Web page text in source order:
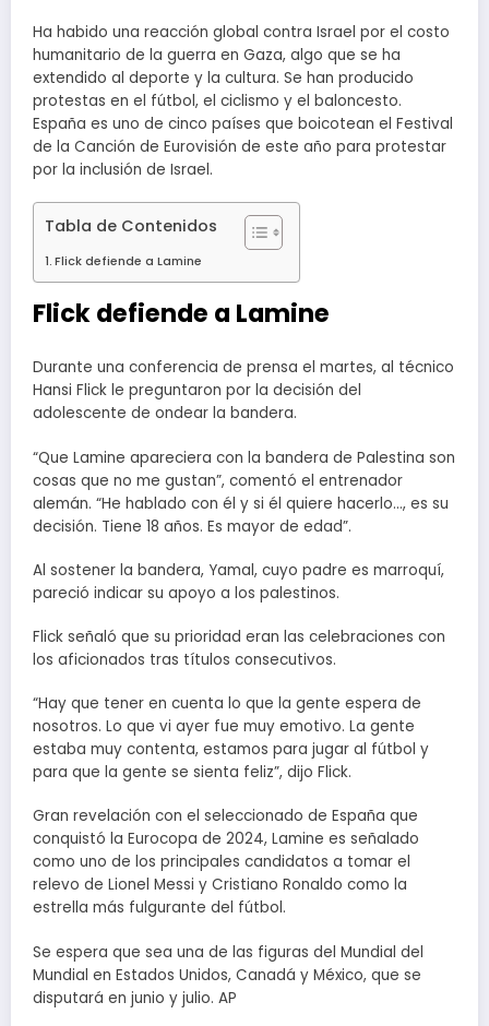
Ha habido una reacción global contra Israel por el costo
humanitario de la guerra en Gaza, algo que se ha
extendido al deporte y la cultura. Se han producido
protestas en el fútbol, el ciclismo y el baloncesto.
España es uno de cinco países que boicotean el Festival
de la Canción de Eurovisión de este año para protestar
por la inclusión de Israel.
Tabla de Contenidos
Flick defiende a Lamine
Flick defiende a Lamine
Durante una conferencia de prensa el martes, al técnico
Hansi Flick le preguntaron por la decisión del
adolescente de ondear la bandera.
“Que Lamine apareciera con la bandera de Palestina son
cosas que no me gustan”, comentó el entrenador
alemán. “He hablado con él y si él quiere hacerlo…, es su
decisión. Tiene 18 años. Es mayor de edad”.
Al sostener la bandera, Yamal, cuyo padre es marroquí,
pareció indicar su apoyo a los palestinos.
Flick señaló que su prioridad eran las celebraciones con
los aficionados tras títulos consecutivos.
“Hay que tener en cuenta lo que la gente espera de
nosotros. Lo que vi ayer fue muy emotivo. La gente
estaba muy contenta, estamos para jugar al fútbol y
para que la gente se sienta feliz”, dijo Flick.
Gran revelación con el seleccionado de España que
conquistó la Eurocopa de 2024, Lamine es señalado
como uno de los principales candidatos a tomar el
relevo de Lionel Messi y Cristiano Ronaldo como la
estrella más fulgurante del fútbol.
Se espera que sea una de las figuras del Mundial del
Mundial en Estados Unidos, Canadá y México, que se
disputará en junio y julio. AP